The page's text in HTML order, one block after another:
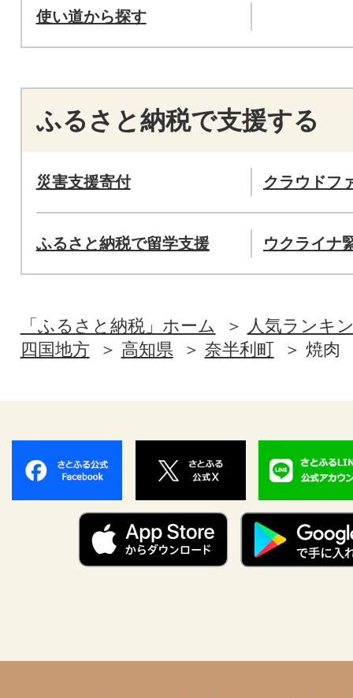
使い道から探す
ふるさと納税で支援する
災害支援寄付 クラウドフ
ふるさと納税で留学支援 ウクライナ
「ふるさと納税」ホーム
人気ランキ
四国地方
高知県 奈半利町 焼肉